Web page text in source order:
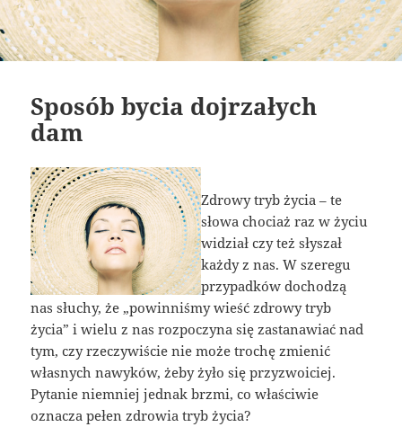
Sposób bycia dojrzałych
dam
Zdrowy tryb życia – te
słowa chociaż raz w życiu
widział czy też słyszał
każdy z nas. W szeregu
przypadków dochodzą
nas słuchy, że „powinniśmy wieść zdrowy tryb
życia” i wielu z nas rozpoczyna się zastanawiać nad
tym, czy rzeczywiście nie może trochę zmienić
własnych nawyków, żeby żyło się przyzwoiciej.
Pytanie niemniej jednak brzmi, co właściwie
oznacza pełen zdrowia tryb życia?